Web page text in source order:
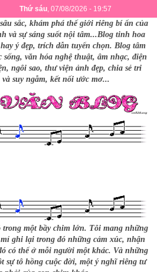
Thứ sáu, 07/08/2026 - 19:57
sắc, khám phá thế giới riêng bí ẩn của
và sự sáng suốt nội tâm...Blog tinh hoa
ý đẹp, trích dẫn tuyển chọn. Blog tâm
văn hóa nghệ thuật, âm nhạc, điện
ngôi sao, thư viện ảnh đẹp, chia sẻ tri
suy ngẫm, kết nối ước mơ...
một bầy chim lớn. Tôi mang những
ghi lại trong đó những cảm xúc, nhận
có thể ở mỗi người một khác. Và những
sự tô hồng cuộc đời, một ý nghĩ riêng tư